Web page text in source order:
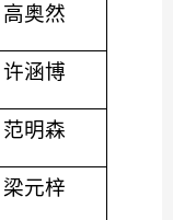
高奥然
许涵博
范明森
梁元梓